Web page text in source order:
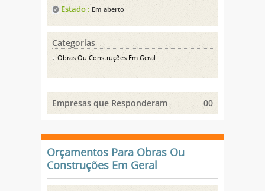
Estado : Em aberto
Categorias
Obras Ou Construções Em Geral
Empresas que Responderam 00
Orçamentos Para Obras Ou
Construções Em Geral